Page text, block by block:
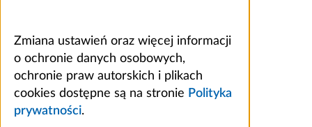
Zmiana ustawień oraz więcej informacji
o ochronie danych osobowych,
ochronie praw autorskich i plikach
cookies dostępne są na stronie Polityka
prywatności.